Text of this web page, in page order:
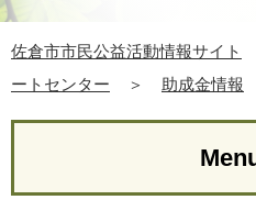
佐倉市市民公益活動情報サイト
ートセンター
＞ 助成金情報